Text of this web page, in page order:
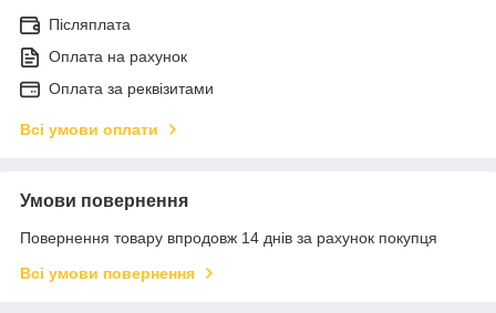
Післяплата
Оплата на рахунок
Оплата за реквізитами
Всі умови оплати
Умови повернення
Повернення товару впродовж 14 днів за рахунок покупця
Всі умови повернення